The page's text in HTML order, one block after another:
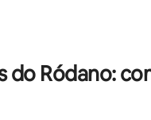
locais lendários,
às portas da
do Ródano: